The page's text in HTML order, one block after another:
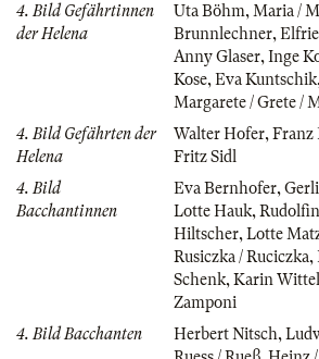
4. Bild Gefährtinnen
der Helena
Uta Böhm, Maria /
Brunnlechner,
Anny Glaser, Inge
Kose, Eva Kuntschik,
Margarete / Grete /
4. Bild Gefährten der
Helena
Walter Hofer, Franz
Fritz Sidl
4. Bild
Bacchantinnen
Eva Bernhofer,
Lotte Hauk,
Hiltscher, Lotte
Rusiczka / Ruciczka,
Schenk, Karin
Zamponi
4. Bild Bacchanten
Herbert Nitsch,